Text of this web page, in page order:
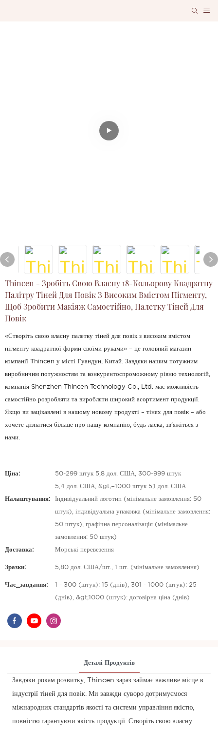
Thincen - Зробіть Свою Власну 18-Кольорову Квадратну
Палітру Тіней Для Повік З Високим Вмістом Пігменту,
Щоб Зробити Макіяж Самостійно, Палетку Тіней Для
Повік
«Створіть свою власну палетку тіней для повік з високим вмістом
пігменту квадратної форми своїми руками» – це головний магазин
компанії Thincen у місті Гуандун, Китай. Завдяки нашим потужним
виробничим потужностям та конкурентоспроможному рівню технологій,
компанія Shenzhen Thincen Technology Co., Ltd. має можливість
самостійно розробляти та виробляти широкий асортимент продукції.
Якщо ви зацікавлені в нашому новому продукті – тінях для повік – або
хочете дізнатися більше про нашу компанію, будь ласка, зв’яжіться з
нами.
Ціна: 50-299 штук 5,8 дол. США, 300-999 штук
5,4 дол. США, &gt;=1000 штук 5,1 дол. США
Налаштування: Індивідуальний логотип (мінімальне замовлення: 50
штук), індивідуальна упаковка (мінімальне замовлення:
50 штук), графічна персоналізація (мінімальне
замовлення: 50 штук)
Доставка: Морські перевезення
Зразки: 5,80 дол. США/шт., 1 шт. (мінімальне замовлення)
Час_завдання: 1 - 300 (штук): 15 (днів), 301 - 1000 (штук): 25
(днів), &gt;1000 (штук): договірна ціна (днів)
Деталі Продуктів
Завдяки рокам розвитку, Thincen зараз займає важливе місце в
індустрії тіней для повік. Ми завжди суворо дотримуємося
міжнародних стандартів якості та системи управління якістю,
повністю гарантуючи якість продукції. Створіть свою власну